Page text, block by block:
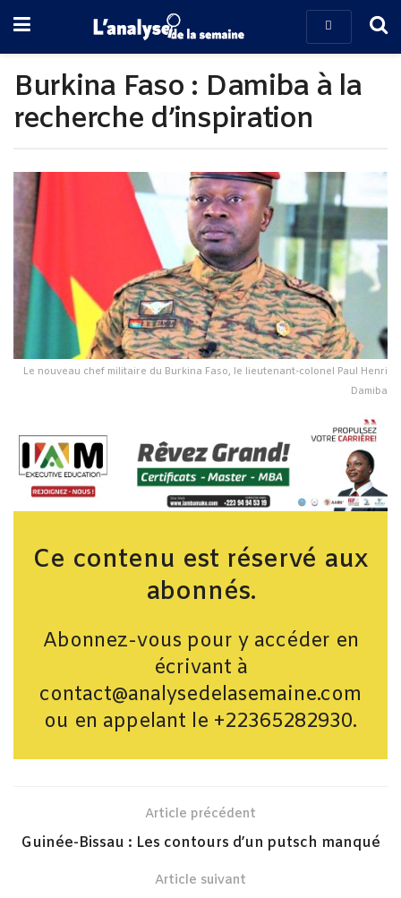
Burkina Faso : Damiba à la
recherche d’inspiration
Le nouveau chef militaire du Burkina Faso, le lieutenant-colonel Paul Henri
Damiba
Ce contenu est réservé aux
abonnés.
Abonnez-vous pour y accéder en
écrivant à
contact@analysedelasemaine.com
ou en appelant le +22365282930.
Article précédent
Guinée-Bissau : Les contours d’un putsch manqué
Article suivant